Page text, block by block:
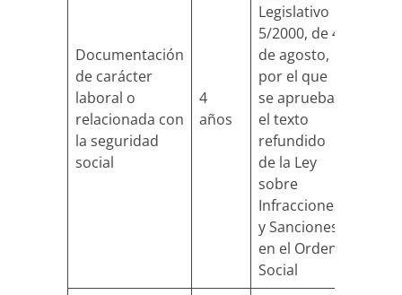
Documentación
de carácter
laboral o
relacionada con
la seguridad
social
4
años
Legislativo
5/2000, de 4
de agosto,
por el que
se aprueba
el texto
refundido
de la Ley
sobre
Infracciones
y Sanciones
en el Orden
Social